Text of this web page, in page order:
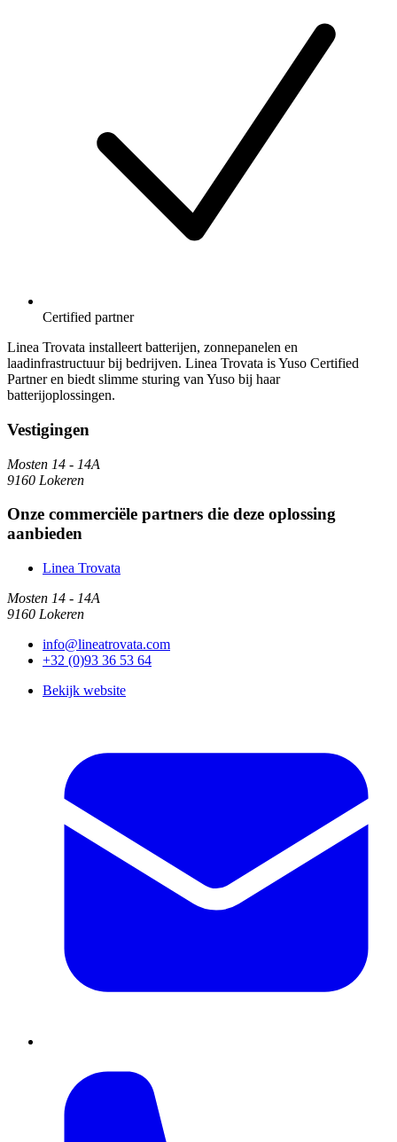
Certified partner
Linea Trovata installeert batterijen, zonnepanelen en
laadinfrastructuur bij bedrijven. Linea Trovata is Yuso Certified
Partner en biedt slimme sturing van Yuso bij haar
batterijoplossingen.
Vestigingen
Mosten 14 - 14A
9160 Lokeren
Onze commerciële partners die deze oplossing
aanbieden
Linea Trovata
Mosten 14 - 14A
9160 Lokeren
info@lineatrovata.com
+32 (0)93 36 53 64
Bekijk website